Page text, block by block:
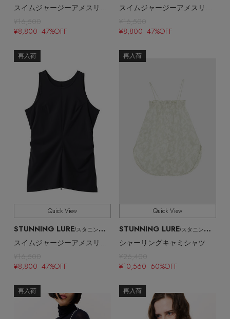
【エディターズ・エッセンシャル】
ベーシックとトレンドが交差する16の名品
Stay in the Loop
スイムジャージーアメスリタンク（UVカット・吸水速乾）
¥16,500
¥8,800 47%OFF
スイムジャージーアメスリタンク（UVカット・吸水速乾）
¥16,500
¥8,800 47%OFF
再入荷
Quick View
STUNNING LURE/スタニングルアー
¥16,500
¥8,800 47%OFF
再入荷
Quick View
STUNNING LURE/スタニングルアー
シャーリングキャミシャツ
¥26,400
¥10,560 60%OFF
再入荷 再入荷